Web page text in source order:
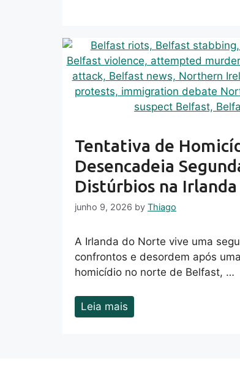
Tentativa de
Desencadeia
Distúrbios na
junho 9, 2026 by Thiago
A Irlanda do Norte vive uma
confrontos e desordem após
homicídio no norte de Belfast, …
Leia mais